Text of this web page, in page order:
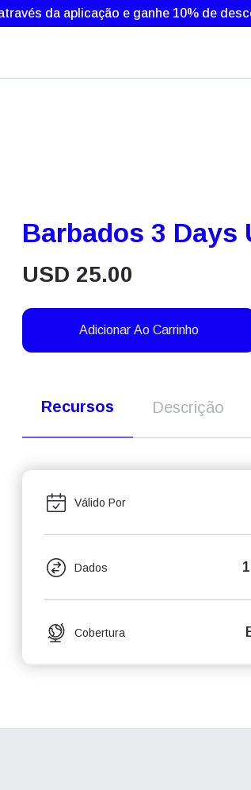
da aplicação e ganhe 10% de
Barbados 3 Days
USD 25.00
Adicionar Ao Carrinho
Recursos Descrição
Válido Por
Dados
Cobertura